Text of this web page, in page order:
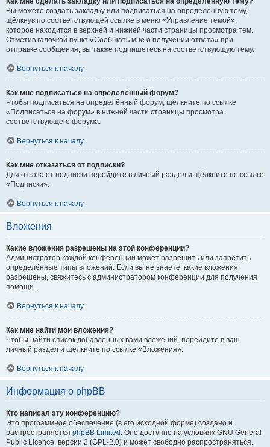
Вы можете создать закладку или подписаться на определённую тему,
щёлкнув по соответствующей ссылке в меню «Управление темой»,
которое находится в верхней и нижней части страницы просмотра тем.
Отметив галочкой пункт «Сообщать мне о получении ответа» при
отправке сообщения, вы также подпишетесь на соответствующую тему.
Вернуться к началу
Как мне подписаться на определённый форум?
Чтобы подписаться на определённый форум, щёлкните по ссылке
«Подписаться на форум» в нижней части страницы просмотра
соответствующего форума.
Вернуться к началу
Как мне отказаться от подписки?
Для отказа от подписки перейдите в личный раздел и щёлкните по ссылке
«Подписки».
Вернуться к началу
Вложения
Какие вложения разрешены на этой конференции?
Администратор каждой конференции может разрешить или запретить
определённые типы вложений. Если вы не знаете, какие вложения
разрешены, свяжитесь с администратором конференции для получения
помощи.
Вернуться к началу
Как мне найти мои вложения?
Чтобы найти список добавленных вами вложений, перейдите в ваш
личный раздел и щёлкните по ссылке «Вложения».
Вернуться к началу
Информация о phpBB
Кто написал эту конференцию?
Это программное обеспечение (в его исходной форме) создано и
распространяется phpBB Limited . Оно доступно на условиях GNU General
Public Licence, версии 2 (GPL-2.0) и может свободно распространяться.